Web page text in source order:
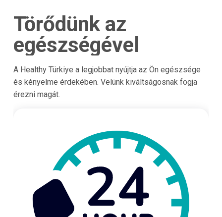
Törődünk az
egészségével
A Healthy Türkiye a legjobbat nyújtja az Ön egészsége
és kényelme érdekében. Velünk kiváltságosnak fogja
érezni magát.